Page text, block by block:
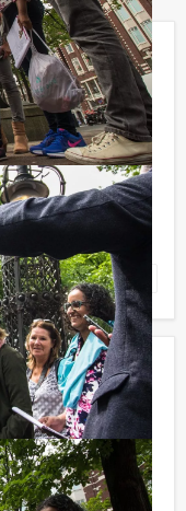
in Breda
BTW
en 30 minuten
nu.. direct een
natuurlijk! Dit
want de ...
Favoriet
BTW
en 30 minuten
Bij Holland